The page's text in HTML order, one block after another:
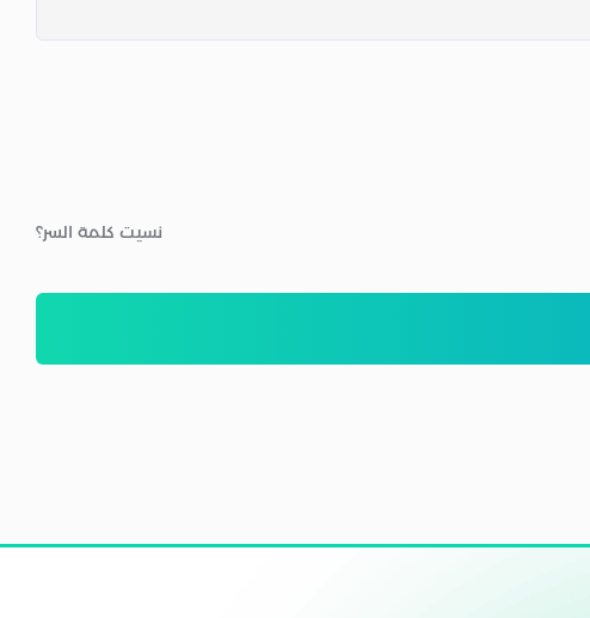
نسيت كلمة السر؟